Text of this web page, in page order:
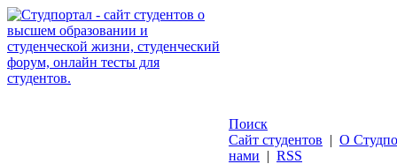
Поиск
Сайт студентов | О
нами | RSS